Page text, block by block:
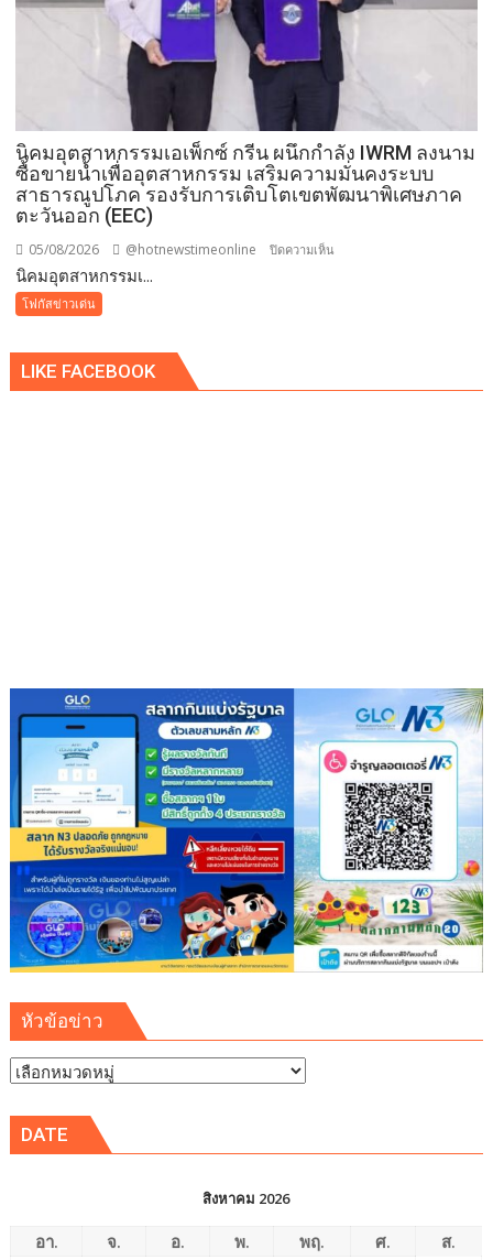
นิคมอุตสาหกรรมเอเพ็กซ์ กรีน ผนึกกำลัง IWRM ลงนาม
ซื้อขายน้ำเพื่ออุตสาหกรรม เสริมความมั่นคงระบบ
สาธารณูปโภค รองรับการเติบโตเขตพัฒนาพิเศษภาค
ตะวันออก (EEC)
05/08/2026 @hotnewstimeonline ปิดความเห็น
ซ์
เสริม
ความ
มั่นคง
ระบบ
สาธารณูปโภค
รองรับ
การ
เติบโต
เขต
พัฒนา
พิเศษ
ภาค
ตะวัน
​นิคมอุตสาหกรรมเ...
โฟกัสข่าวเด่น
LIKE FACEBOOK
หัวข้อข่าว
หัวข้อ
DATE
สิงหาคม 2026
อา. จ. อ. พ. พฤ. ศ.
ส.